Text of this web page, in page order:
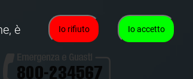
Io accetto
Io rifiuto
è